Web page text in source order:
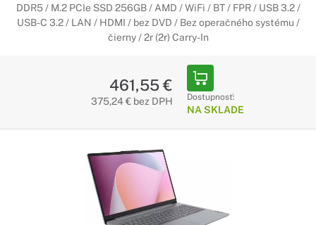
DDR5 / M.2 PCIe SSD 256GB / AMD / WiFi / BT / FPR / USB 3.2 /
USB-C 3.2 / LAN / HDMI / bez DVD / Bez operačného systému /
čierny / 2r (2r) Carry-In
461,55 €
375,24 € bez DPH Dostupnosť:
NA SKLADE